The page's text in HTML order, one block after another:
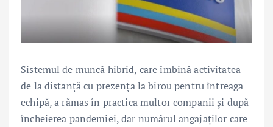
Sistemul de muncă hibrid, care îmbină activitatea
de la distanță cu prezența la birou pentru întreaga
echipă, a rămas în practica multor companii și după
încheierea pandemiei, dar numărul angajaților care